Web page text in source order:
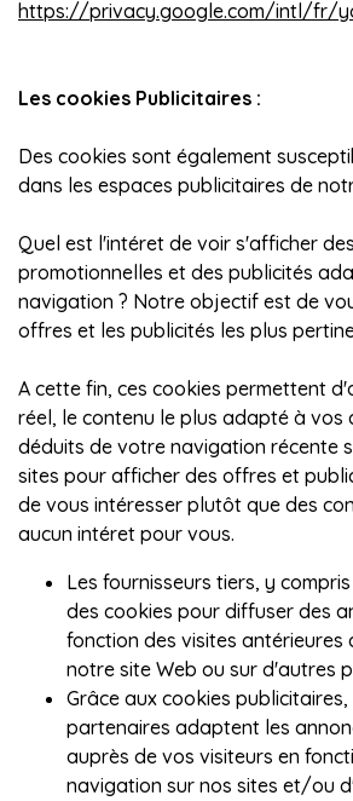
https://privacy.google.com/intl/fr/
Les cookies Publicitaires :
Des cookies sont également
dans les espaces publicitaires de
Quel est l'intéret de voir s'afficher
promotionnelles et des publicités
navigation ? Notre objectif est de
offres et les publicités les plus
A cette fin, ces cookies permettent
réel, le contenu le plus adapté à vos
déduits de votre navigation récente
sites pour afficher des offres et
de vous intéresser plutôt que des
aucun intéret pour vous.
Les fournisseurs tiers, y
des cookies pour diffuser des
fonction des visites antérieures
notre site Web ou sur d'autres
Grâce aux cookies
partenaires adaptent les
auprès de vos visiteurs en
navigation sur nos sites et/ou